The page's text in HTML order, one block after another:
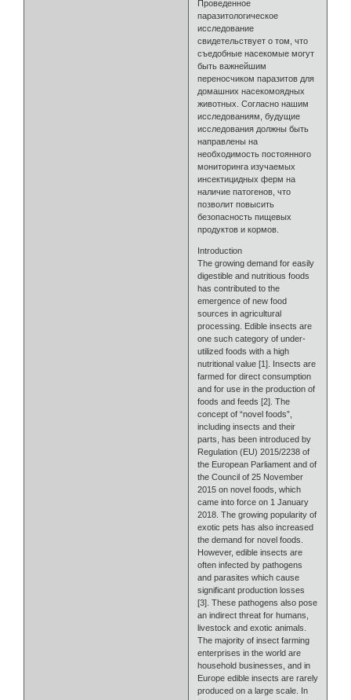
Проведенное
паразитологическое
исследование
свидетельствует о том, что
съедобные насекомые могут
быть важнейшим
переносчиком паразитов для
домашних насекомоядных
животных. Согласно нашим
исследованиям, будущие
исследования должны быть
направлены на
необходимость постоянного
мониторинга изучаемых
инсектицидных ферм на
наличие патогенов, что
позволит повысить
безопасность пищевых
продуктов и кормов.
Introduction
The growing demand for easily
digestible and nutritious foods
has contributed to the
emergence of new food
sources in agricultural
processing. Edible insects are
one such category of under-
utilized foods with a high
nutritional value [1]. Insects are
farmed for direct consumption
and for use in the production of
foods and feeds [2]. The
concept of “novel foods”,
including insects and their
parts, has been introduced by
Regulation (EU) 2015/2238 of
the European Parliament and of
the Council of 25 November
2015 on novel foods, which
came into force on 1 January
2018. The growing popularity of
exotic pets has also increased
the demand for novel foods.
However, edible insects are
often infected by pathogens
and parasites which cause
significant production losses
[3]. These pathogens also pose
an indirect threat for humans,
livestock and exotic animals.
The majority of insect farming
enterprises in the world are
household businesses, and in
Europe edible insects are rarely
produced on a large scale. In